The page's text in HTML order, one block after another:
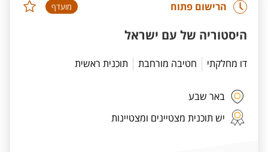
מועדף הרישום פתוח
היסטוריה של עם ישראל
דו מחלקתי חטיבה מורחבת תוכנית ראשית
באר שבע
יש תוכנית מצטיינים ומצטיינות